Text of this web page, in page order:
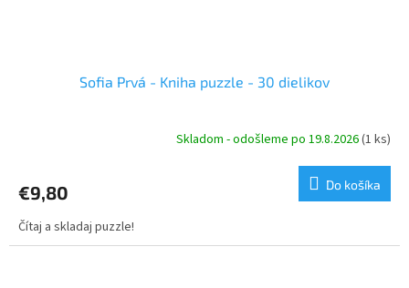
Sofia Prvá - Kniha puzzle - 30 dielikov
Skladom - odošleme po 19.8.2026(1 ks)
€9,80 Do košíka
Čítaj a skladaj puzzle!